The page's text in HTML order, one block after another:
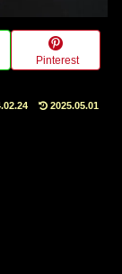
Pinterest
2025.05.01